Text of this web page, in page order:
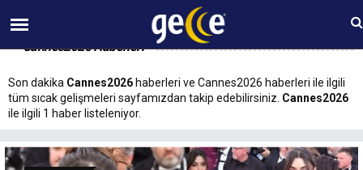
08 AĞUSTOS Cumartesi 18:10
Cannes2026 Haberleri
Son dakika Cannes2026 haberleri ve Cannes2026 haberleri ile ilgili
tüm sıcak gelişmeleri sayfamızdan takip edebilirsiniz. Cannes2026
ile ilgili 1 haber listeleniyor.